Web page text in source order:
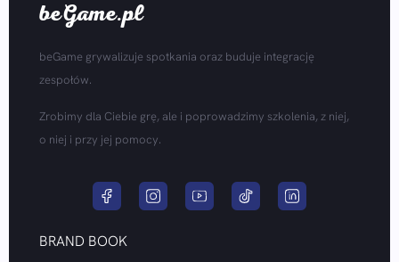
beGame.pl
beGame grywalizuje spotkania oraz buduje integrację
zespołów.
Zrobimy dla Ciebie grę, ale i poprowadzimy szkolenia, z niej,
o niej i przy jej pomocy.
BRAND BOOK